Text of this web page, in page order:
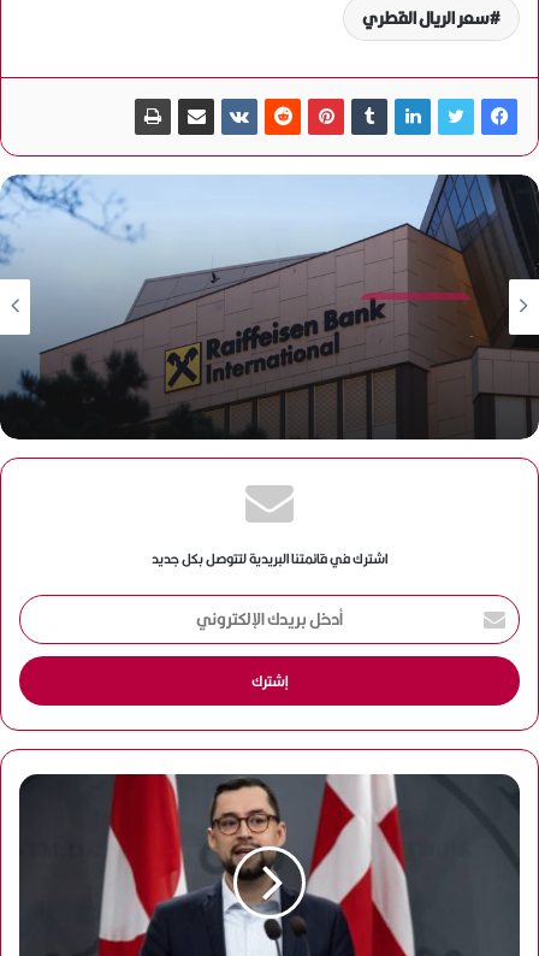
سعر الريال القطري
اقتصاد وبورصة
أكتوبر 1, 2025
البنك المركزي المصري يستضيف الدورة التاسعة من مؤتمر
البنوك المركزية الأورومتوسطية بالقاهرة
اقتصاد وبورصة
بنك رايفايزن النمساوي يتعثر في محاولة جديدة لبيع فرعه
في روسيا
اشترك في قائمتنا البريدية لتتوصل بكل جديد
أ
د
خ
ل
ر
د